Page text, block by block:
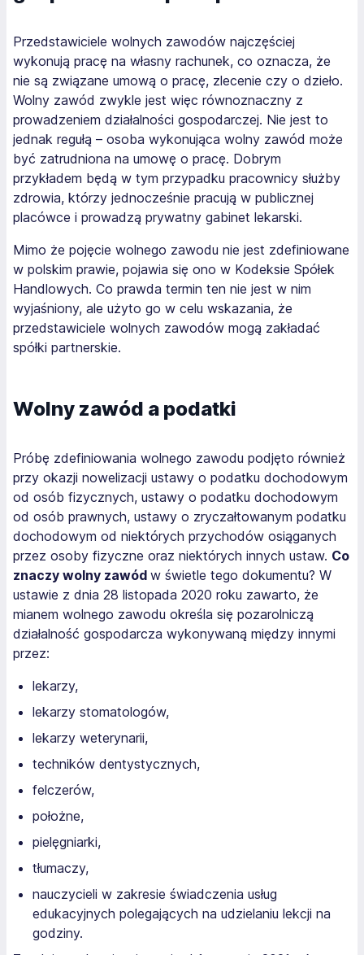
Przedstawiciele wolnych zawodów najczęściej
wykonują pracę na własny rachunek, co oznacza, że
nie są związane umową o pracę, zlecenie czy o dzieło.
Wolny zawód zwykle jest więc równoznaczny z
prowadzeniem działalności gospodarczej. Nie jest to
jednak regułą – osoba wykonująca wolny zawód może
być zatrudniona na umowę o pracę. Dobrym
przykładem będą w tym przypadku pracownicy służby
zdrowia, którzy jednocześnie pracują w publicznej
placówce i prowadzą prywatny gabinet lekarski.
Mimo że pojęcie wolnego zawodu nie jest zdefiniowane
w polskim prawie, pojawia się ono w Kodeksie Spółek
Handlowych. Co prawda termin ten nie jest w nim
wyjaśniony, ale użyto go w celu wskazania, że
przedstawiciele wolnych zawodów mogą zakładać
spółki partnerskie.
Wolny zawód a podatki
Próbę zdefiniowania wolnego zawodu podjęto również
przy okazji nowelizacji ustawy o podatku dochodowym
od osób fizycznych, ustawy o podatku dochodowym
od osób prawnych, ustawy o zryczałtowanym podatku
dochodowym od niektórych przychodów osiąganych
przez osoby fizyczne oraz niektórych innych ustaw. Co
znaczy wolny zawód w świetle tego dokumentu? W
ustawie z dnia 28 listopada 2020 roku zawarto, że
mianem wolnego zawodu określa się pozarolniczą
działalność gospodarcza wykonywaną między innymi
przez:
lekarzy,
lekarzy stomatologów,
lekarzy weterynarii,
techników dentystycznych,
felczerów,
położne,
pielęgniarki,
tłumaczy,
nauczycieli w zakresie świadczenia usług
edukacyjnych polegających na udzielaniu lekcji na
godziny.